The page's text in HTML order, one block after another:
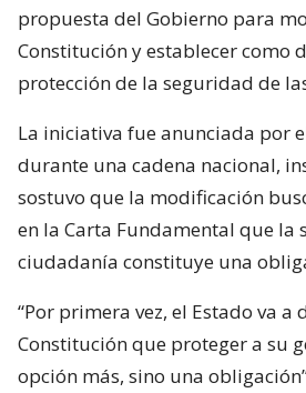
propuesta del Gobierno para
Constitución y establecer como
protección de la seguridad de
La iniciativa fue anunciada por
durante una cadena nacional,
sostuvo que la modificación
en la Carta Fundamental que la
ciudadanía constituye una
“Por primera vez, el Estado va a
Constitución que proteger a su
opción más, sino una